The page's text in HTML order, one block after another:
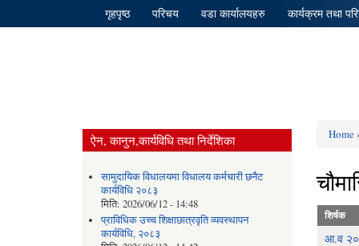
गृहपृष्ठ परिचय वडा कार्यालयहरु कार्यक्रम तथा
ऐन, कानुन,कार्यविधि तथा निर्देशिका
सामुदायिक विधालयमा विधालय कर्मचारी छनैट
कार्यविधि २०८३
मिति: 2026/06/12 - 14:48
प्राविधिक उच्च शिक्षाछात्रवृति व्यवस्थापन
कार्यविधि, २०८३
You
Home
शिर्षक
आ.व